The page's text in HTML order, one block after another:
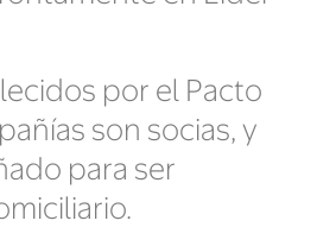
por el Pacto
son socias, y
para ser